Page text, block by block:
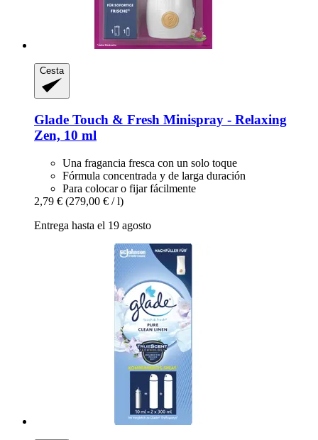
Cesta
Glade Touch & Fresh Minispray -​ Relaxing
Zen, 10 ml
Una fragancia fresca con un solo toque
Fórmula concentrada y de larga duración
Para colocar o fijar fácilmente
2,79 € (279,00 € / l)
Entrega hasta el 19 agosto